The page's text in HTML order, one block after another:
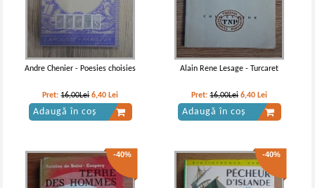
Monsoreau (2 volume)
Andre Chenier - Poesies choisies
Pret:16,00Lei 6,40 Lei
Adaugă în coș
Alain Rene Lesage - Turcaret
Pret:16,00Lei 6,40 Lei
Adaugă în coș
-40% -40%